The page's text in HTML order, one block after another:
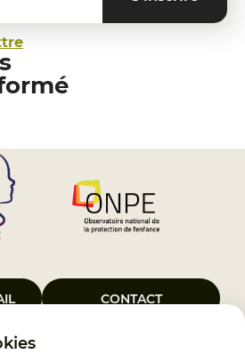
CONTACT
France Enfance Protégée, créé le 5